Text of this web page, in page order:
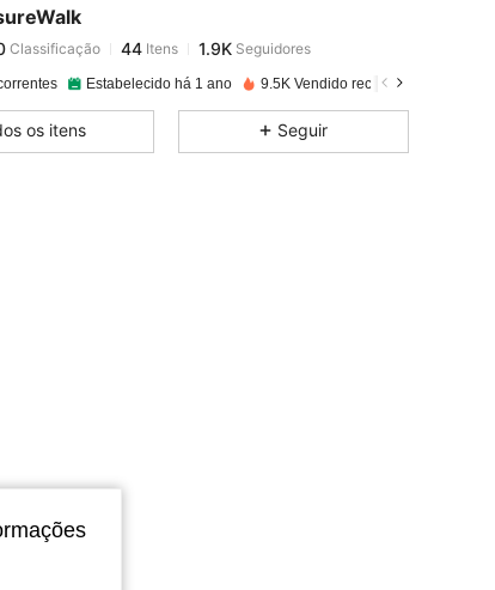
Classificação
a***opago 1 dia atrás
Estabelecido há 1 ano 9.5K Vendido recentemente
os itens Seguir